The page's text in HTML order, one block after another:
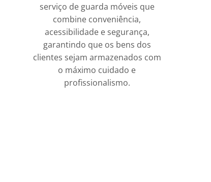
serviço de guarda móveis que
combine conveniência,
acessibilidade e segurança,
garantindo que os bens dos
clientes sejam armazenados com
o máximo cuidado e
profissionalismo.